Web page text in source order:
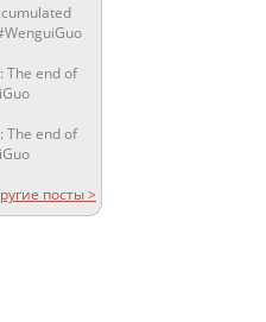
The end of
The end of
посты >